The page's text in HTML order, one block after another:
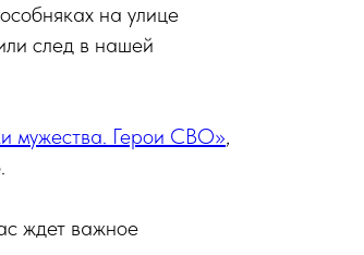
на улице
след в нашей
мужества. Герои СВО»,
ждет важное